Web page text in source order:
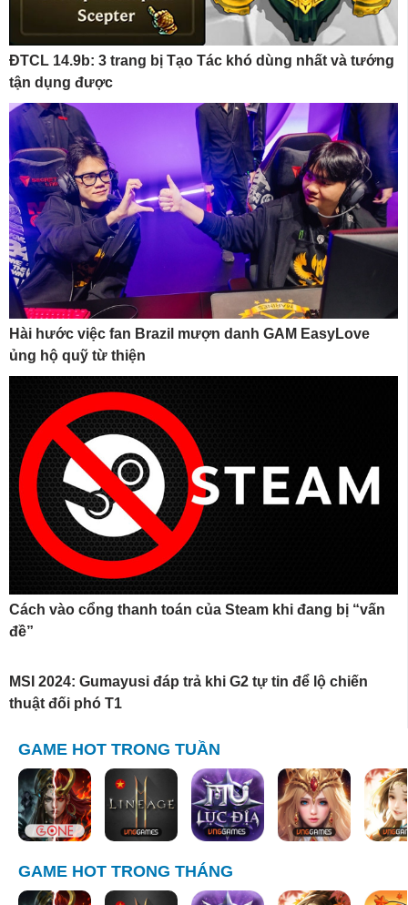
ĐTCL 14.9b: 3 trang bị Tạo Tác khó dùng nhất và tướng
tận dụng được
Hài hước việc fan Brazil mượn danh GAM EasyLove
ủng hộ quỹ từ thiện
Cách vào cổng thanh toán của Steam khi đang bị “vấn
đề”
MSI 2024: Gumayusi đáp trả khi G2 tự tin để lộ chiến
thuật đối phó T1
GAME HOT TRONG TUẦN
GAME HOT TRONG THÁNG